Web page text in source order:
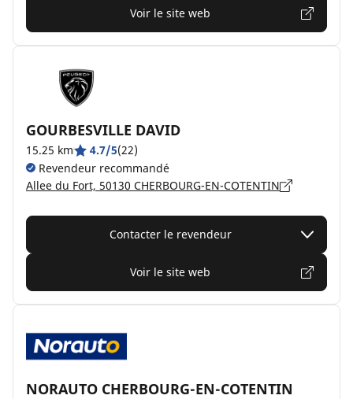
Voir le site web
GOURBESVILLE DAVID
15.25 km 4.7/5(22)
Revendeur recommandé
Allee du Fort, 50130 CHERBOURG-EN-COTENTIN
Contacter le revendeur
Voir le site web
NORAUTO CHERBOURG-EN-COTENTIN